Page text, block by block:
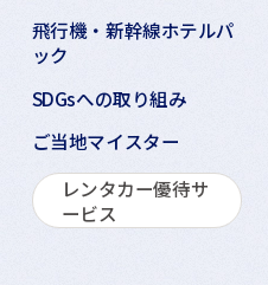
飛行機・新幹線ホテルパ
ック
SDGsへの取り組み
ご当地マイスター
レンタカー優待サ
ービス